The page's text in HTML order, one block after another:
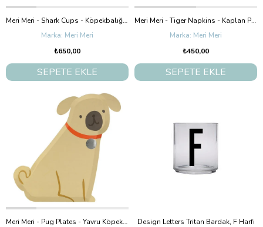
Meri Meri - Shark Cups - Köpekbalığı Bardaklar - 8'Li
Meri Meri
₺650,00
SEPETE EKLE
Meri Meri - Tiger Napkins - Kaplan Peçeteler - 16'Lı
Meri Meri
₺450,00
SEPETE EKLE
Meri Meri - Pug Plates - Yavru Köpek Tabaklar - 8'Li
Design Letters Tritan Bardak, F Harfi